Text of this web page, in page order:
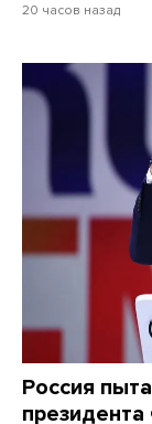
20 часов назад
Россия